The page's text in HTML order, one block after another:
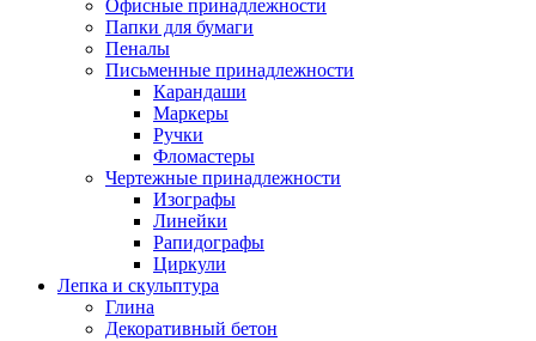
Офисные принадлежности
Папки для бумаги
Пеналы
Письменные принадлежности
Карандаши
Маркеры
Ручки
Фломастеры
Чертежные принадлежности
Изографы
Линейки
Рапидографы
Циркули
Лепка и скульптура
Глина
Декоративный бетон